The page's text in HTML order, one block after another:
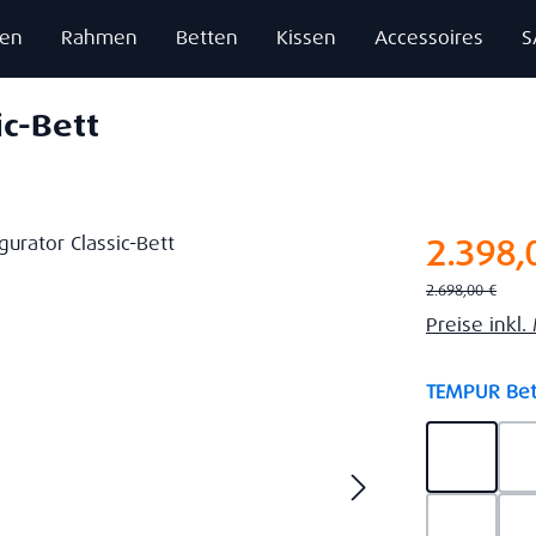
Rahmen Betten Kissen Accessoires
Bett
Regulärer Preis:
2.698,00 €
Preise inkl.
TEMPUR